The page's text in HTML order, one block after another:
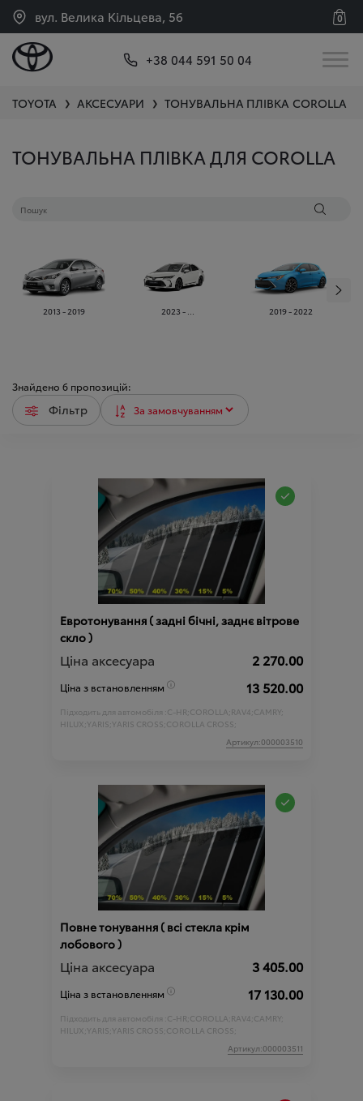
вул. Велика Кільцева, 56 0
+38 044 591 50 04
TOYOTA ❯ АКСЕСУАРИ ❯ ТОНУВАЛЬНА ПЛІВКА COROLLA
ТОНУВАЛЬНА ПЛІВКА ДЛЯ COROLLA
2013 - 2019 2023 - ... 2019 - 2022
Знайдено 6 пропозицій:
Фільтр
Евротонування ( задні бічні, заднє вітрове
скло )
Ціна аксесуара 2 270.00
Ціна з встановленням 13 520.00
Підходить для автомобіля :C-HR;COROLLA;RAV4;CAMRY;
HILUX;YARIS;YARIS CROSS;COROLLA CROSS;
Артикул:000003510
Повне тонування ( всі стекла крім
лобового )
Ціна аксесуара 3 405.00
Ціна з встановленням 17 130.00
Підходить для автомобіля :C-HR;COROLLA;RAV4;CAMRY;
HILUX;YARIS;YARIS CROSS;COROLLA CROSS;
Артикул:000003511